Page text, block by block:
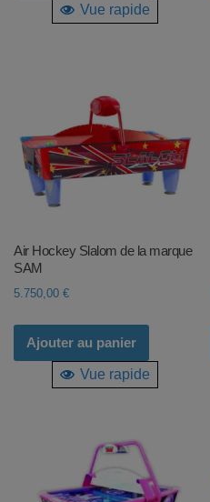
Vue rapide
Air Hockey Slalom de la marque
SAM
5.750,00 €
Ajouter au panier
Vue rapide